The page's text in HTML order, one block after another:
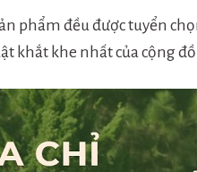
phẩm đều được tuyển
khắt khe nhất của cộng